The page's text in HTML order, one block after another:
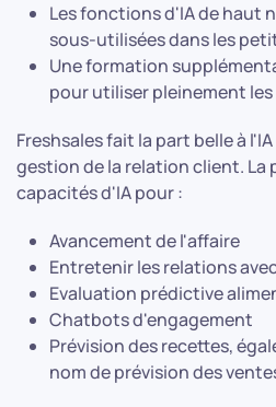
Les fonctions d'IA de haut
sous-utilisées dans les
Une formation
pour utiliser pleinement les
Freshsales fait la part belle à
gestion de la relation client.
capacités d'IA pour :
Avancement de l'affaire
Entretenir les relations
Evaluation prédictive
Chatbots d'engagement
Prévision des recettes,
nom de prévision des